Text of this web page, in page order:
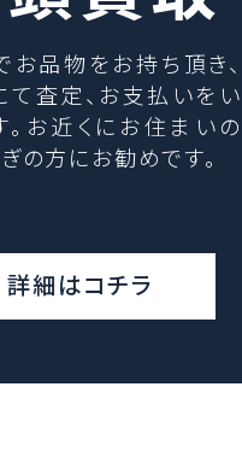
お品物をお持ち頂き、
て査定、お支払いをい
。お近くにお住まいの
の方にお勧めです。
詳細はコチラ